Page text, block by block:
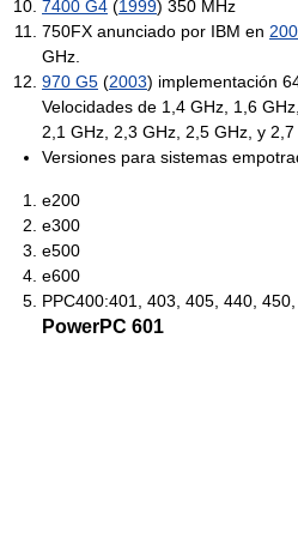
7400 G4 (1999) 350 MHz
750FX anunciado por IBM en
GHz.
970 G5 (2003) implementación
Velocidades de 1,4 GHz, 1,6
2,1 GHz, 2,3 GHz, 2,5 GHz, y 2,7
Versiones para sistemas
e200
e300
e500
e600
PPC400:401, 403, 405, 440,
PowerPC 601